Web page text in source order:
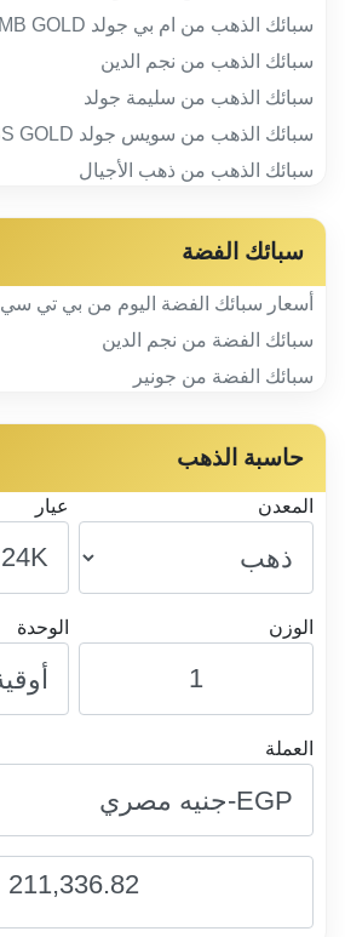
سبائك الذهب من ام بي جولد MB GOLD
سبائك الذهب من نجم الدين
سبائك الذهب من سليمة جولد
سبائك الذهب من سويس جولد SWISS GOLD
سبائك الذهب من ذهب الأجيال
سبائك الفضة
أسعار سبائك الفضة اليوم من بي تي سي BTC
سبائك الفضة من نجم الدين
سبائك الفضة من جونير
حاسبة الذهب
المعدن عيار
الوزن الوحدة
العملة
211,336.82